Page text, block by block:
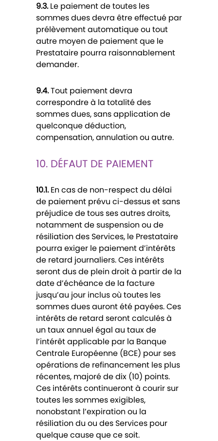
9.3.Le paiement de toutes les
sommes dues devra être effectué par
prélèvement automatique ou tout
autre moyen de paiement que le
Prestataire pourra raisonnablement
demander.
9.4.Tout paiement devra
correspondre à la totalité des
sommes dues, sans application de
quelconque déduction,
compensation, annulation ou autre.
10. DÉFAUT DE PAIEMENT
10.1.En cas de non-respect du délai
de paiement prévu ci-dessus et sans
préjudice de tous ses autres droits,
notamment de suspension ou de
résiliation des Services, le Prestataire
pourra exiger le paiement d’intérêts
de retard journaliers. Ces intérêts
seront dus de plein droit à partir de la
date d’échéance de la facture
jusqu’au jour inclus où toutes les
sommes dues auront été payées. Ces
intérêts de retard seront calculés à
un taux annuel égal au taux de
l’intérêt applicable par la Banque
Centrale Européenne (BCE) pour ses
opérations de refinancement les plus
récentes, majoré de dix (10) points.
Ces intérêts continueront à courir sur
toutes les sommes exigibles,
nonobstant l’expiration ou la
résiliation du ou des Services pour
quelque cause que ce soit.